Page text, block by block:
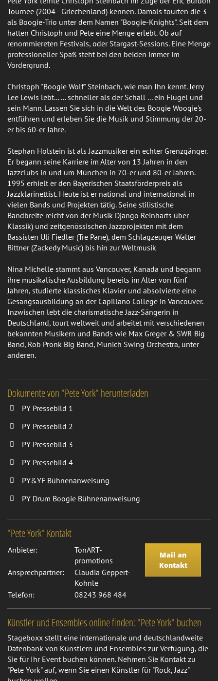
Tournee (2004 - Griechenland) kennen. Damals tourten die 3
als Boogie-Trio unter dem Namen "Boogie-Knights". Seit dem
hatten Christoph und Pete eine Menge erlebt. Ob auf
renommiereten Festivals, oder Stargast-Sessions. Eine Menge
professioneller Spaß steht bei den beiden immer im
Vordergrund.
Christoph "Boogie Wolf" Steinbach, wie man Ihn kennt. Jerry
Lee Lewis lebt... ... schneller als der Schall ... ein Flügel und
sein Mann. Lassen Sie sich in die Welt des Boogie Woogie's
entführen und erleben Sie die Musik und Stimmung der 20-
er bis 60-er Jahre.
Stephan Holstein ist als Jazzmusiker ein echter Grenzgänger.
Er begann seine Karriere im Alter von 13 Jahren in den
Jazzclubs in und um München in 70-er und 80-er Jahren.
1995 erhielt er den Bayerischen Staatsförderpreis als
Jazzklarinettist. Heute ist er national und international in
vielen Bands und Projekten tätig. Seine stilistische
Bandbreite reicht von der Musik Django Reinharts über
Klassik) und zeitgenössischen Jazzprojekten mit dem
Bassisten Uli Fiedler (Tre Pane), dem Schlagzeuger Walter
Bittner (Zackedy Music) bis hin zur Weltmusik
Nina Michelle stammt aus Vancouver, Kanada und begann
ihre musikalische Ausbildung bereits im Alter von fünf
Jahren, studierte klassisches Klavier und absolvierte eine
Gesangsausbildung an der Capillano College in Vancouver.
Inzwischen lebt die charismatische Jazz-Sängerin in
Deutschland, tourt weltweit und arbeitet mit verschiedenen
bekannten Musikern und Bands wie Max Greger & SWR Big
Band, Rob Pronk Big Band, Munich Swing Orchestra, unter
anderen.
Dokumente von "Pete York" herunterladen
PY Pressebild 1
PY Pressebild 2
PY Pressebild 3
PY Pressebild 4
PY&YF Bühnenanweisung
PY Drum Boogie Bühnenanweisung
"Pete York" Kontakt
Mail an
Kontakt
Anbieter:
TonART-
promotions
Ansprechpartner:
Claudia Geppert-
Kohnle
Telefon:
08243 968 484
Künstler und Ensembles online finden: "Pete York" buchen
Stageboxx stellt eine internationale und deutschlandweite
Datenbank von Künstlern und Ensembles zur Verfügung, die
Sie für Ihr Event buchen können. Nehmen Sie Kontakt zu
"Pete York" auf, wenn Sie einen Künstler für "Rock, Jazz"